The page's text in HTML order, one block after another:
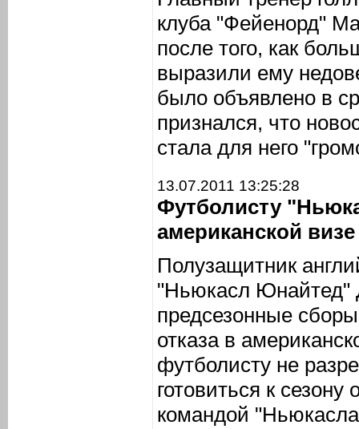
клуба "Фейенорд"
после того, как
выразили ему
было объявлено в
признался, что
стала для него
13.07.2011 13:25:28
Футболисту
американской визе
Полузащитник
"Ньюкасл Юнайтед"
предсезонные
отказа в
футболисту не
готовиться к
командой